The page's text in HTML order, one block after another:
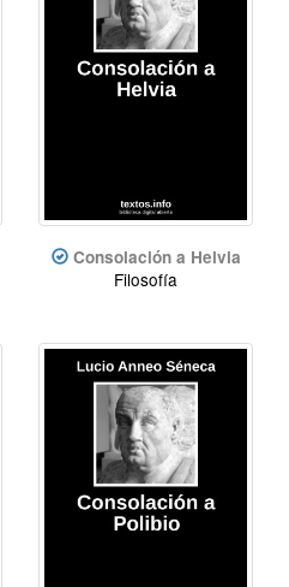
Consolación a Helvia
Filosofía